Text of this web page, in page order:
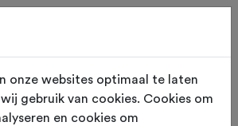
toevoegen voor:
- 95,0 km
onze websites optimaal te laten
gebruik van cookies. Cookies om
en cookies om